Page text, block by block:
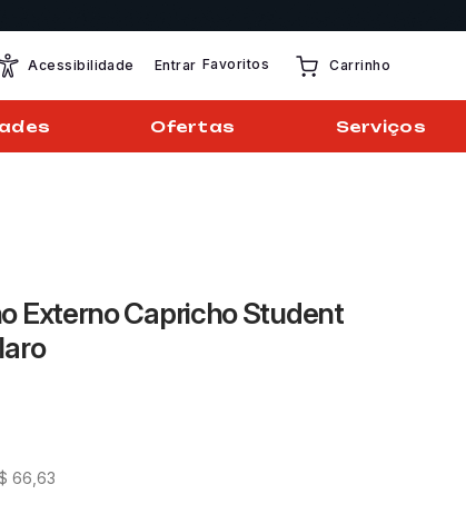
Acessibilidade Entrar Favoritos Carrinho
Ofertas Serviços
Externo Capricho Student
66 63